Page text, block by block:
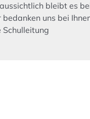
bleibt es
uns bei
Schulleitung